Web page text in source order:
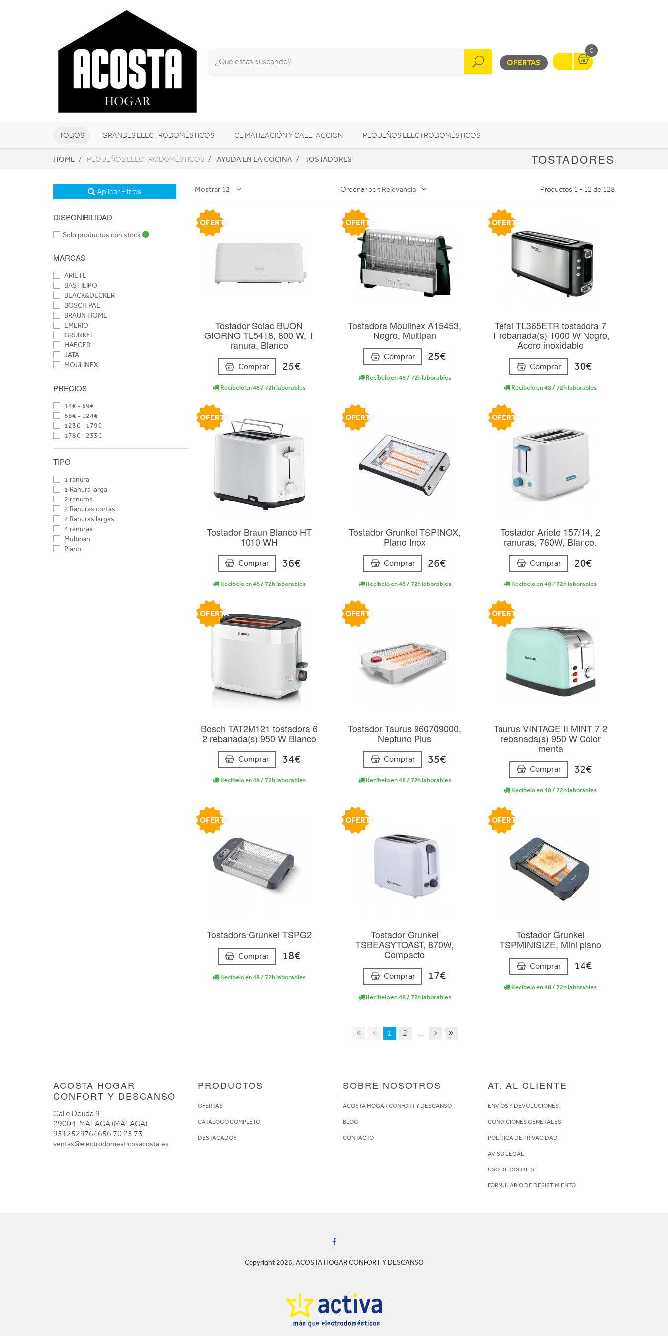
OFERTAS
0
TODOS GRANDES ELECTRODOMÉSTICOS CLIMATIZACIÓN Y CALEFACCIÓN PEQUEÑOS ELECTRODOMÉSTICOS
TELEVISORES Y REPRODUCTORES SONIDO / AUDIO CÁMARAS FOTO/VÍDEO MOVILIDAD URBANA
NAVEGADORES GPS CONSOLAS HIGIENE Y SALUD ENERGÍA
HOME PEQUEÑOS ELECTRODOMÉSTICOS AYUDA EN LA COCINA TOSTADORES TOSTADORES
Aplicar Filtros
DISPONIBILIDAD
Solo productos con stock
MARCAS
ARIETE
BASTILIPO
BLACK&DECKER
BOSCH PAE
BRAUN HOME
EMERIO
GRUNKEL
HAEGER
JATA
MOULINEX
PHILIPS - PAE
RUSSELL HOBBS
SMEG PAE
SOLAC
TAURUS
WILFA
PRECIOS
14€ - 69€
68€ - 124€
123€ - 179€
178€ - 233€
TIPO
1 ranura
1 Ranura larga
2 ranuras
2 Ranuras cortas
2 Ranuras largas
4 ranuras
Multipan
Plano
Mostrar 12 Ordenar por: Relevancia Productos 1 - 12 de 128
Tostador Solac BUON
GIORNO TL5418, 800 W, 1
ranura, Blanco
Comprar 25€
Recíbelo en 48 / 72h laborables
OFERTA
Tostadora Moulinex A15453,
Negro, Multipan
Comprar 25€
Recíbelo en 48 / 72h laborables
OFERTA
Tefal TL365ETR tostadora 7
1 rebanada(s) 1000 W Negro,
Acero inoxidable
Comprar 30€
Recíbelo en 48 / 72h laborables
OFERTA
Tostador Braun Blanco HT
1010 WH
Comprar 36€
Recíbelo en 48 / 72h laborables
OFERTA
Tostador Grunkel TSPINOX,
Plano Inox
Comprar 26€
Recíbelo en 48 / 72h laborables
OFERTA
Tostador Ariete 157/14, 2
ranuras, 760W, Blanco.
Comprar 20€
Recíbelo en 48 / 72h laborables
OFERTA
Bosch TAT2M121 tostadora 6
2 rebanada(s) 950 W Blanco
Comprar 34€
Recíbelo en 48 / 72h laborables
OFERTA
Tostador Taurus 960709000,
Neptuno Plus
Comprar 35€
Recíbelo en 48 / 72h laborables
OFERTA
Taurus VINTAGE II MINT 7 2
rebanada(s) 950 W Color
menta
Comprar 32€
Recíbelo en 48 / 72h laborables
OFERTA
Tostadora Grunkel TSPG2
Comprar 18€
Recíbelo en 48 / 72h laborables
OFERTA
Tostador Grunkel
TSBEASYTOAST, 870W,
Compacto
Comprar 17€
Recíbelo en 48 / 72h laborables
OFERTA
Tostador Grunkel
TSPMINISIZE, Mini plano
Comprar 14€
Recíbelo en 48 / 72h laborables
OFERTA
1 2
ACOSTA HOGAR
CONFORT Y DESCANSO
Calle Deuda 9
29004. MÁLAGA (MÁLAGA)
951252976/ 656 70 25 73
ventas@electrodomesticosacosta.es
PRODUCTOS
OFERTAS
CATÁLOGO COMPLETO
DESTACADOS
SOBRE NOSOTROS
ACOSTA HOGAR CONFORT Y DESCANSO
BLOG
CONTACTO
AT. AL CLIENTE
ENVÍOS Y DEVOLUCIONES
CONDICIONES GENERALES
POLÍTICA DE PRIVACIDAD
AVISO LEGAL
USO DE COOKIES
FORMULARIO DE DESISTIMIENTO
Copyright 2026. ACOSTA HOGAR CONFORT Y DESCANSO